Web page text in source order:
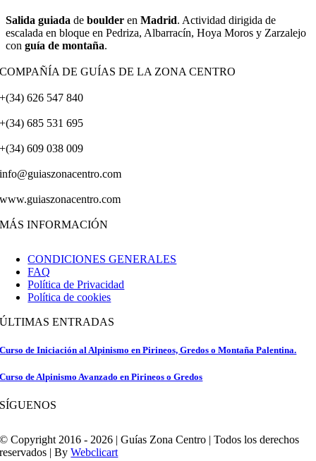
Salida guiada de boulder en Madrid. Actividad dirigida de
escalada en bloque en Pedriza, Albarracín, Hoya Moros y Zarzalejo
con guía de montaña.
COMPAÑÍA DE GUÍAS DE LA ZONA CENTRO
+(34) 626 547 840
+(34) 685 531 695
+(34) 609 038 009
info@guiaszonacentro.com
www.guiaszonacentro.com
MÁS INFORMACIÓN
CONDICIONES GENERALES
FAQ
Política de Privacidad
Política de cookies
ÚLTIMAS ENTRADAS
Curso de Iniciación al Alpinismo en Pirineos, Gredos o Montaña Palentina.
Curso de Alpinismo Avanzado en Pirineos o Gredos
SÍGUENOS
© Copyright 2016 - 2026 | Guías Zona Centro | Todos los derechos
reservados | ByWebclicart